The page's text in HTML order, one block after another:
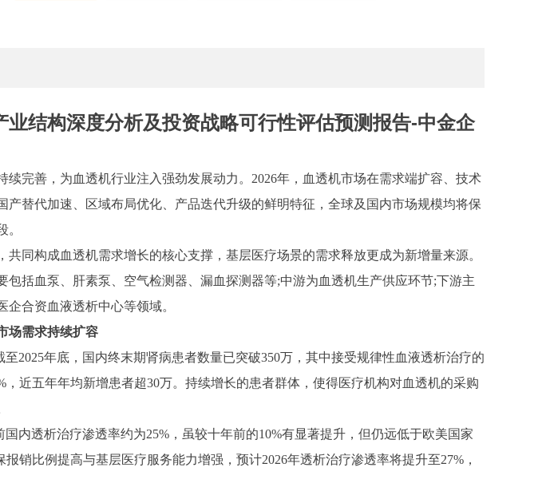
业结构深度分析及投资战略可行性评估预测报告-中金企
完善，为血透机行业注入强劲发展动力。 2026年，血透机市场在需求端扩容、技术
产替代加速、区域布局优化、产品迭代升级的鲜明特征，全球及国内市场规模均将保
。
共同构成血透机需求增长的核心支撑，基层医疗场景的需求释放更成为新增量来源。
包括血泵、肝素泵、空气检测器、漏血探测器等;中游为血透机生产供应环节;下游主
合资血液透析中心等领域。
场需求持续扩容
至2025年底，国内终末期肾病患者数量已突破350万，其中接受规律性血液透析治疗的
，近五年年均新增患者超30万。持续增长的患者群体，使得医疗机构对血透机的采购
国内透析治疗渗透率约为25%，虽较十年前的10%有显著提升，但仍远低于欧美国家
销比例提高与基层医疗服务能力增强，预计2026年透析治疗渗透率将提升至27%，